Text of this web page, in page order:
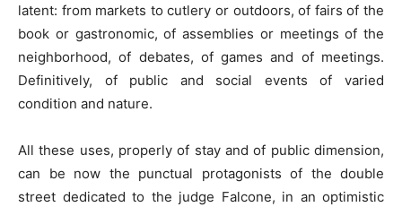
latent: from markets to cutlery or outdoors, of fairs of the
book or gastronomic, of assemblies or meetings of the
neighborhood, of debates, of games and of meetings.
Definitively, of public and social events of varied
condition and nature.
All these uses, properly of stay and of public dimension,
can be now the punctual protagonists of the double
street dedicated to the judge Falcone, in an optimistic